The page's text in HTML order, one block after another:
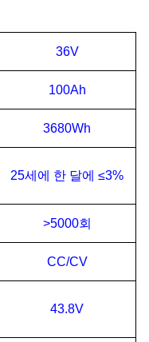
36V
100Ah
3680Wh
25세에 한 달에 ≤3%
>5000회
CC/CV
43.8V